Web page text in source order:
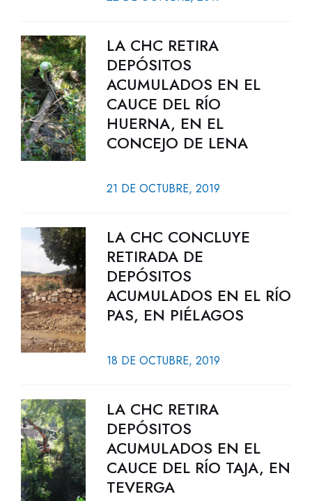
LA CHC RETIRA
DEPÓSITOS
ACUMULADOS EN EL
CAUCE DEL RÍO
HUERNA, EN EL
CONCEJO DE LENA
21 DE OCTUBRE, 2019
LA CHC CONCLUYE
RETIRADA DE
DEPÓSITOS
ACUMULADOS EN EL RÍO
PAS, EN PIÉLAGOS
18 DE OCTUBRE, 2019
LA CHC RETIRA
DEPÓSITOS
ACUMULADOS EN EL
CAUCE DEL RÍO TAJA, EN
TEVERGA